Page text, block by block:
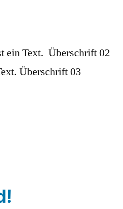
ein Text. Überschrift 02
Überschrift 03